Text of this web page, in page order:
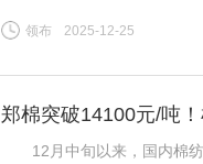
20世纪80年代初，西班牙开
领布 2025-12-25
郑棉突破14100元/吨
地市场
12月中旬以来，国内棉纺